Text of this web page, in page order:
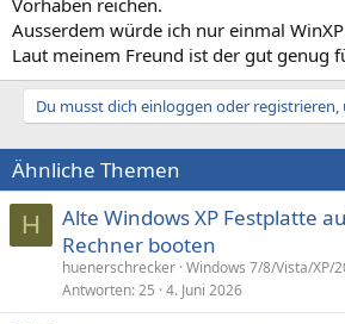
Vorhaben reichen.
Ausserdem würde ich nur einmal
Laut meinem Freund ist der gut genug
Du musst dich einloggen oder
Ähnliche Themen
H
Alte Windows XP Festplatte
Rechner booten
huenerschrecker Windows 7/8/Vista/XP/
Antworten 25 4. Juni 2026